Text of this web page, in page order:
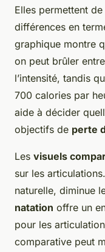
Elles permettent
différences en
graphique montre
on peut brûler
l’intensité, tandis
700 calories par
aide à décider
objectifs de perte
Les visuels
sur les
naturelle, diminue
natation offre un
pour les
comparative peut